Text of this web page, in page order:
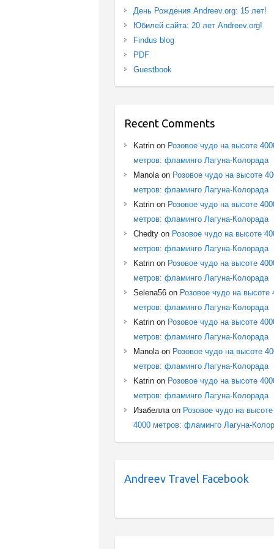
День Рождения Andreev.org: 15 лет!
Юбилей сайта: 20 лет Andreev.org!
Findus blog
PDF
Guestbook
Recent Comments
Katrin on Розовое чудо на высоте
метров: фламинго Лагуна-Колорада
Manola on Розовое чудо на высоте
метров: фламинго Лагуна-Колорада
Katrin on Розовое чудо на высоте
метров: фламинго Лагуна-Колорада
Chedty on Розовое чудо на высоте
метров: фламинго Лагуна-Колорада
Katrin on Розовое чудо на высоте
метров: фламинго Лагуна-Колорада
Selena56 on Розовое чудо на высоте
метров: фламинго Лагуна-Колорада
Katrin on Розовое чудо на высоте
метров: фламинго Лагуна-Колорада
Manola on Розовое чудо на высоте
метров: фламинго Лагуна-Колорада
Katrin on Розовое чудо на высоте
метров: фламинго Лагуна-Колорада
Изабелла on Розовое чудо на высоте
4000 метров: фламинго Лагуна-
Andreev Travel Facebook